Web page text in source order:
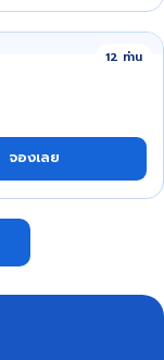
12 ท่าน
จองเลย